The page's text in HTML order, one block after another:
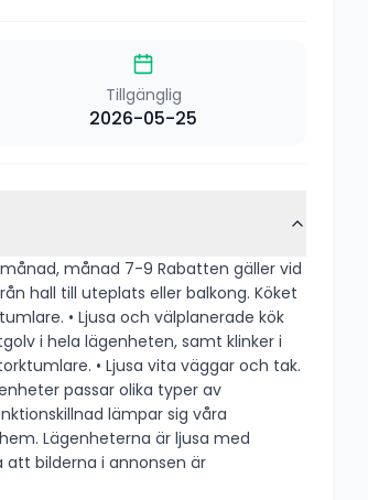
Tillgänglig
2026-05-25
kök
i hela lägenheten, samt klinker i
med